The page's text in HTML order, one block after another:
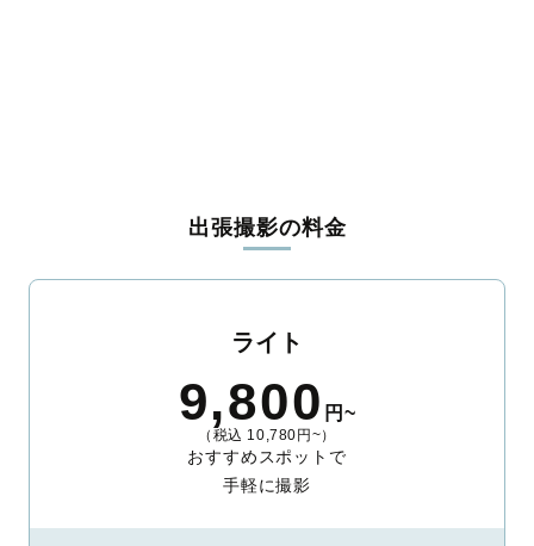
出張撮影の料金
ライト
9,800 円~
（税込 10,780円~）
おすすめスポットで
手軽に撮影